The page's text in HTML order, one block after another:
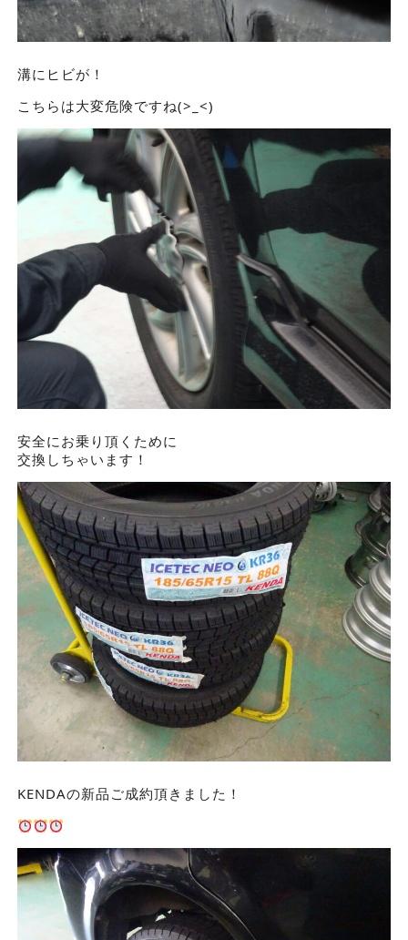
溝にヒビが！
こちらは大変危険ですね(>_<)
安全にお乗り頂くために
交換しちゃいます！
KENDAの新品ご成約頂きました！